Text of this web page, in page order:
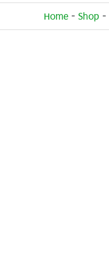
Home - Shop -